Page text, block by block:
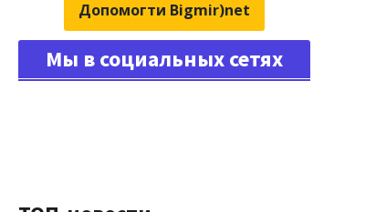
Допомогти Bigmir)net
Мы в социальных сетях